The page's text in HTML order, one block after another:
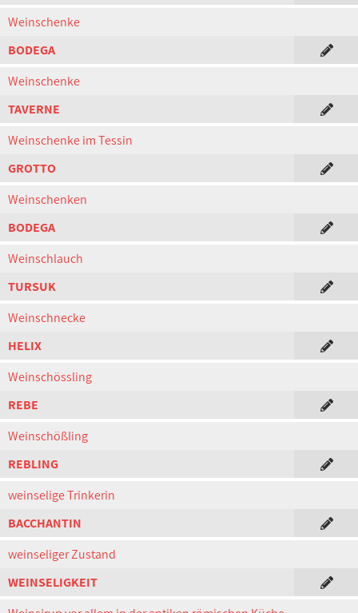
Weinschenke
BODEGA
Weinschenke
TAVERNE
Weinschenke im Tessin
GROTTO
Weinschenken
BODEGA
Weinschlauch
TURSUK
Weinschnecke
HELIX
Weinschössling
REBE
Weinschößling
REBLING
weinselige Trinkerin
BACCHANTIN
weinseliger Zustand
WEINSELIGKEIT